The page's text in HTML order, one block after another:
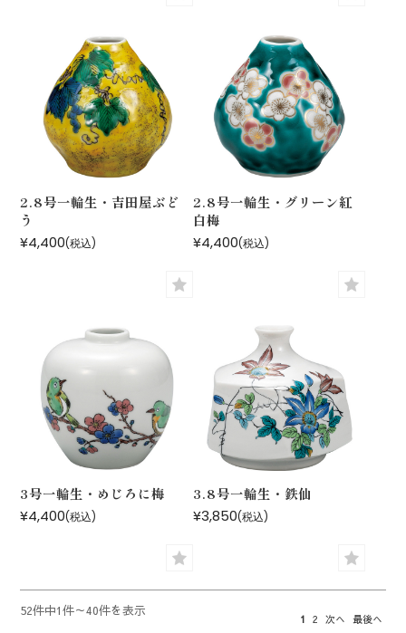
2.8号一輪生・吉田屋ぶど
う
¥4,400(税込)
2.8号一輪生・グリーン紅
白梅
¥4,400(税込)
3号一輪生・めじろに梅
¥4,400(税込)
3.8号一輪生・鉄仙
¥3,850(税込)
52件中1件～40件を表示
1 2 次へ 最後へ